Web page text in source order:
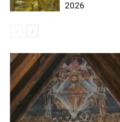
2026